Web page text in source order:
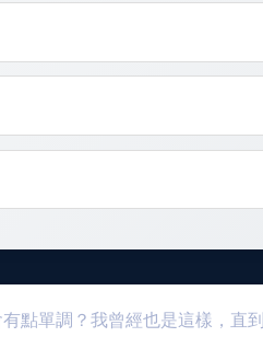
點單調？我曾經也是這樣，直